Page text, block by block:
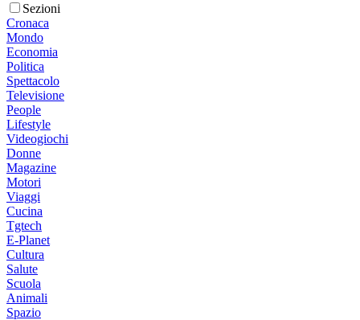
Sezioni
Cronaca
Mondo
Economia
Politica
Spettacolo
Televisione
People
Lifestyle
Videogiochi
Donne
Magazine
Motori
Viaggi
Cucina
Tgtech
E-Planet
Cultura
Salute
Scuola
Animali
Spazio